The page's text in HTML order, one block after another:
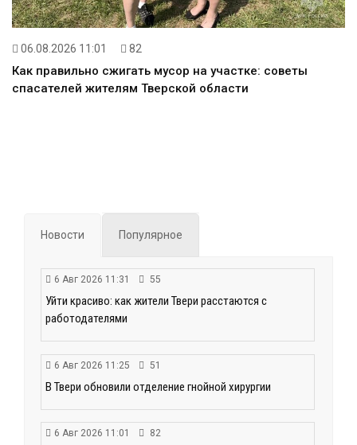
06.08.2026 11:01 82
Как правильно сжигать мусор на участке: советы
спасателей жителям Тверской области
Новости Популярное
6 Авг 2026 11:31 55
Уйти красиво: как жители Твери расстаются с
работодателями
6 Авг 2026 11:25 51
В Твери обновили отделение гнойной хирургии
6 Авг 2026 11:01 82